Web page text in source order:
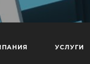
УСЛУГИ